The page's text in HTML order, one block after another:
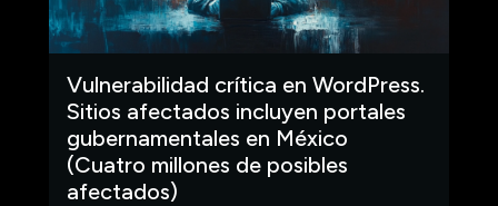
Vulnerabilidad crítica en WordPress.
Sitios afectados incluyen portales
gubernamentales en México
(Cuatro millones de posibles
afectados)